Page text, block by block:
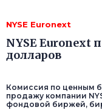
NYSE Euronext
NYSE Euronext
долларов
Комиссия по ценным
продажу компании
фондовой биржей,